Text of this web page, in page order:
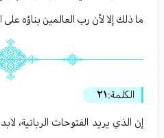
ما ذلك إلا لأن رب العالمين بناؤه على
الكلمة:٢١
إن الذي يريد الفتوحات الربانية،